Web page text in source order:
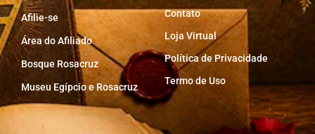
Afilie-se
Área do Afiliado
Bosque Rosacruz
Museu Egípcio e Rosacruz
Contato
Loja Virtual
Política de Privacidade
Termo de Uso